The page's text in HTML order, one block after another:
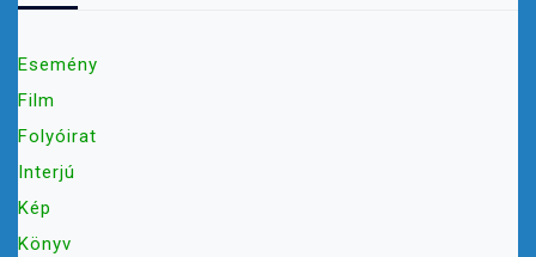
Esemény
Film
Folyóirat
Interjú
Kép
Könyv